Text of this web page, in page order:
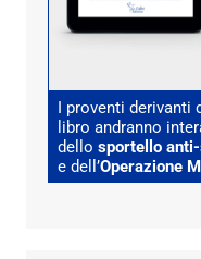
I proventi derivanti
libro andranno
dello sportello
e dell’Operazione